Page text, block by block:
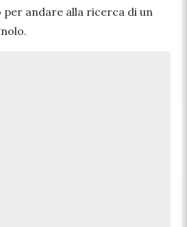
andare alla ricerca di un